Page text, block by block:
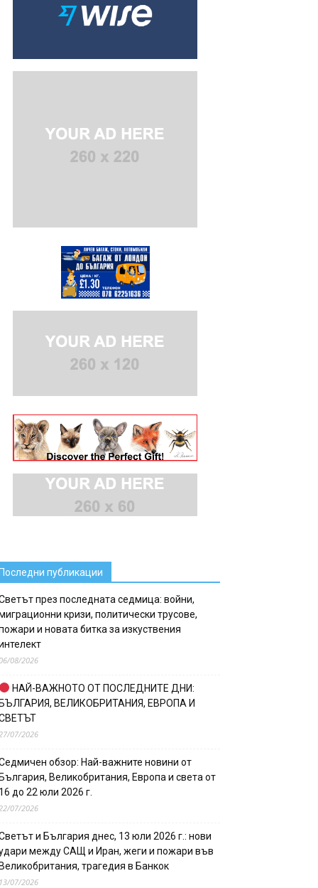
публикации
през последната седмица: войни,
кризи, политически трусове,
и новата битка за изкуствения
08/2026
НАЙ-ВАЖНОТО ОТ ПОСЛЕДНИТЕ ДНИ:
ВЕЛИКОБРИТАНИЯ, ЕВРОПА И
07/2026
обзор: Най-важните новини от
Великобритания, Европа и света от
до 22 юли 2026 г.
07/2026
и България днес, 13 юли 2026 г.: нови
между САЩ и Иран, жеги и пожари във
трагедия в Банкок
07/2026